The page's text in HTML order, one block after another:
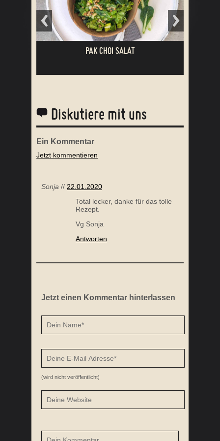
PAK CHOI SALAT
KURKUMA EINTOPF
Diskutiere mit uns
Ein Kommentar
Jetzt kommentieren
Sonja // 22.01.2020
Total lecker, danke für das tolle
Rezept.
Vg Sonja
Antworten
Jetzt einen Kommentar hinterlassen
(wird nicht veröffentlicht)